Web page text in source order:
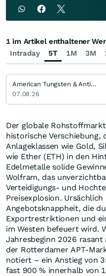
Der globale
historische Verschiebung,
Anlageklassen wie Gold,
wie Ether (ETH) in den
Edelmetalle solide
Wolfram, das
Verteidigungs- und
Preisexplosion.
Angebotsknappheit, die
Exportrestriktionen und
im Westen befeuert wird.
Jahresbeginn 2026
der Rotterdamer APT-
notiert – ein Anstieg von
fast 900 % innerhalb von
Intraday 5T 1M 3M
1 im Artikel enthaltener
American Tungsten & Antimony
07.08.26